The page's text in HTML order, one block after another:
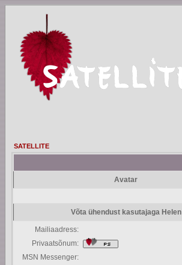
SATELLITE
Avatar
Võta ühendust kasutajaga Helen
Mailiaadress:
Privaatsõnum:
MSN Messenger: